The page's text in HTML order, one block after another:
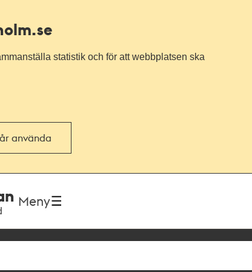
statistik och för att webbplatsen ska
använda
Meny